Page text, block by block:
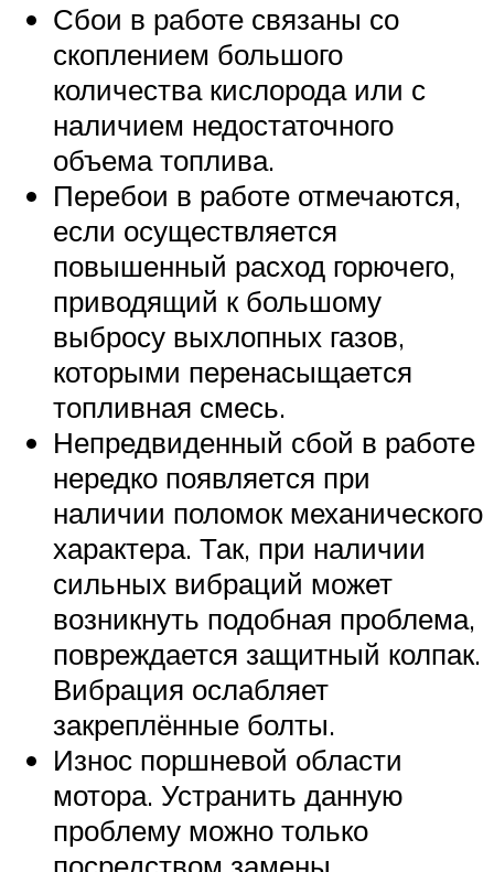
Сбои в работе связаны со
скоплением большого
количества кислорода или с
наличием недостаточного
объема топлива.
Перебои в работе отмечаются,
если осуществляется
повышенный расход горючего,
приводящий к большому
выбросу выхлопных газов,
которыми перенасыщается
топливная смесь.
Непредвиденный сбой в работе
нередко появляется при
наличии поломок механического
характера. Так, при наличии
сильных вибраций может
возникнуть подобная проблема,
повреждается защитный колпак.
Вибрация ослабляет
закреплённые болты.
Износ поршневой области
мотора. Устранить данную
проблему можно только